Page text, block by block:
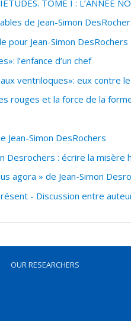
TOME I : L’ANNÉE
de Jean-Simon
pour Jean-Simon DesRochers
l’enfance d’un chef
ventriloques»: eux contre
rouges et la force de la
Jean-Simon DesRochers
Desrochers : écrire la misère
agora » de Jean-Simon
- Discussion entre
OUR RESEARCHERS